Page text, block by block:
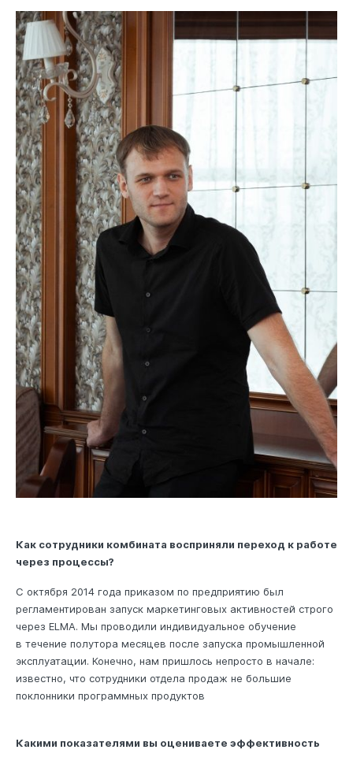
Как сотрудники комбината восприняли переход к работе
через процессы?
С октября 2014 года приказом по предприятию был
регламентирован запуск маркетинговых активностей строго
через ELMA. Мы проводили индивидуальное обучение
в течение полутора месяцев после запуска промышленной
эксплуатации. Конечно, нам пришлось непросто в начале:
известно, что сотрудники отдела продаж не большие
поклонники программных продуктов
Какими показателями вы оцениваете эффективность